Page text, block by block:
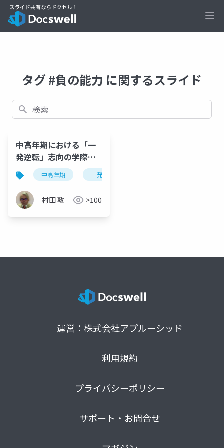
タグ #負の能力 に関するスライド
検索
中高年期における「一
発逆転」志向の学際的
考察：心理学的報酬系
と実存的変容の統合に
よる漸進的「自己一
致」プロセスの探求
中高年期 一発逆転志向
村田 敦 >100
運営：株式会社アプルーシッド
利用規約
プライバシーポリシー
サポート・お問合せ